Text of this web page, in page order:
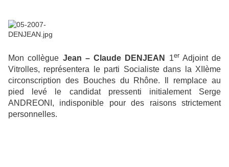
Mon collègue Jean – Claude DENJEAN 1er Adjoint de
Vitrolles, représentera le parti Socialiste dans la XIIème
circonscription des Bouches du Rhône. Il remplace au
pied levé le candidat pressenti initialement Serge
ANDREONI, indisponible pour des raisons strictement
personnelles.